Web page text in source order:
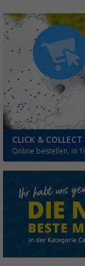
CLICK & COLLECT
Online bestellen, in